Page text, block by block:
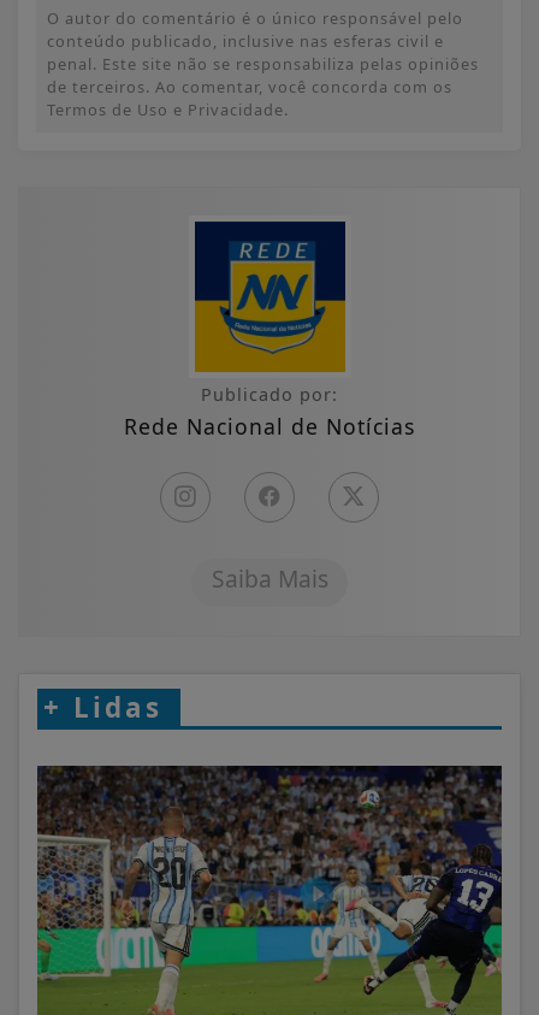
O autor do comentário é o único responsável pelo
conteúdo publicado, inclusive nas esferas civil e
penal. Este site não se responsabiliza pelas opiniões
de terceiros. Ao comentar, você concorda com os
Termos de Uso e Privacidade.
Publicado por:
Rede Nacional de Notícias
Saiba Mais
+ Lidas